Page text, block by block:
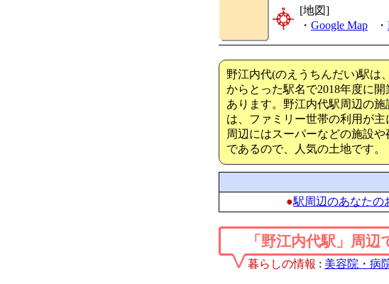
[地図]
・ Google Map ・
野江内代(のえうちんだい)駅は
からとった駅名で2018年度に
あります。野江内代駅周辺の
は、ファミリー世帯の利用が
周辺にはスーパーなどの施設
であるので、人気の土地です。
●駅周辺のあなたの
「野江内代駅」周辺
暮らしの情報 : 美容院・病